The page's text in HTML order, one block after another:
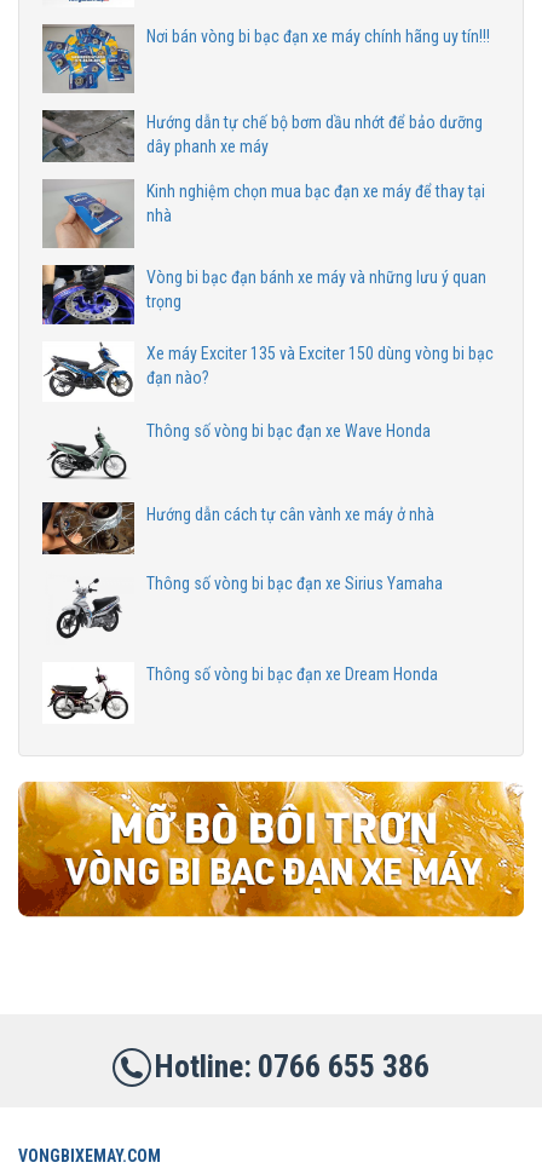
Nơi bán vòng bi bạc đạn xe máy chính hãng uy tín!!!
Hướng dẫn tự chế bộ bơm dầu nhớt để bảo dưỡng
dây phanh xe máy
Kinh nghiệm chọn mua bạc đạn xe máy để thay tại
nhà
Vòng bi bạc đạn bánh xe máy và những lưu ý quan
trọng
Xe máy Exciter 135 và Exciter 150 dùng vòng bi bạc
đạn nào?
Thông số vòng bi bạc đạn xe Wave Honda
Hướng dẫn cách tự cân vành xe máy ở nhà
Thông số vòng bi bạc đạn xe Sirius Yamaha
Thông số vòng bi bạc đạn xe Dream Honda
0766 655 386
VONGBIXEMAY.COM